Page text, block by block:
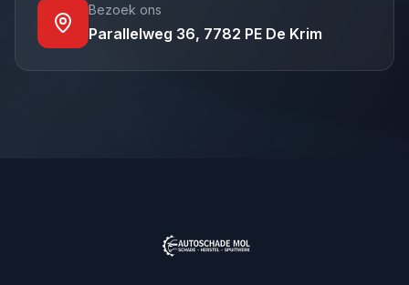
Bezoek ons
Parallelweg 36, 7782 PE De Krim